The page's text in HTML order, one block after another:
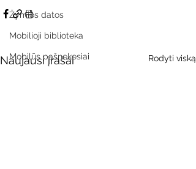
Žymios datos
Mobilioji biblioteka
Mobilūs pašnekesiai
Naujausi įrašai Rodyti viską